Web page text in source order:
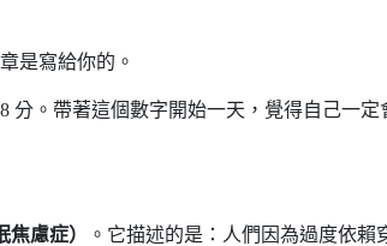
是寫給你的。
分。帶著這個數字開始一天，覺得自己一定
慮症）
。它描述的是：人們因為過度依賴